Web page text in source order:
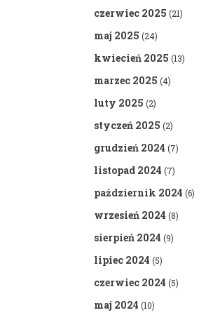
czerwiec 2025 (21)
maj 2025 (24)
kwiecień 2025 (13)
marzec 2025 (4)
luty 2025 (2)
styczeń 2025 (2)
grudzień 2024 (7)
listopad 2024 (7)
październik 2024 (6)
wrzesień 2024 (8)
sierpień 2024 (9)
lipiec 2024 (5)
czerwiec 2024 (5)
maj 2024 (10)